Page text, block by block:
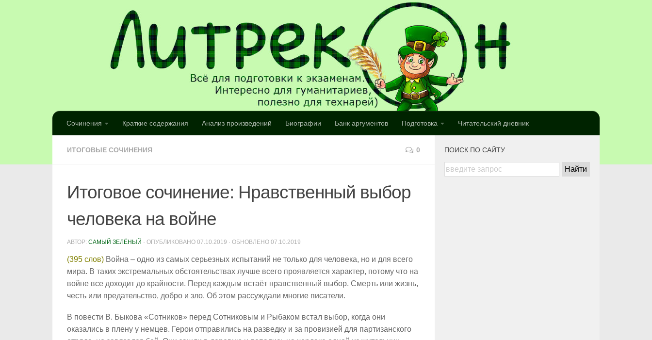
Сочинения Краткие содержания Анализ произведений Биографии Банк аргументов Подготовка Читательский дневник
ИТОГОВЫЕ СОЧИНЕНИЯ 0
Итоговое сочинение: Нравственный выбор
человека на войне
АВТОР: САМЫЙ ЗЕЛЁНЫЙ · ОПУБЛИКОВАНО 07.10.2019 · ОБНОВЛЕНО 07.10.2019
(395 слов) Война – одно из самых серьезных испытаний не только для человека, но и для всего
мира. В таких экстремальных обстоятельствах лучше всего проявляется характер, потому что на
войне все доходит до крайности. Перед каждым встаёт нравственный выбор. Смерть или жизнь,
честь или предательство, добро и зло. Об этом рассуждали многие писатели.
В повести В. Быкова «Сотников» перед Сотниковым и Рыбаком встал выбор, когда они
оказались в плену у немцев. Герои отправились на разведку и за провизией для партизанского
ПОИСК ПО САЙТУ